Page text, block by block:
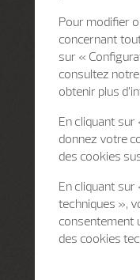
Pour modifier
concernant
sur «
consultez notre
obtenir plus
En cliquant sur
donnez votre
des cookies
En cliquant sur
techniques »,
consentement
des cookies